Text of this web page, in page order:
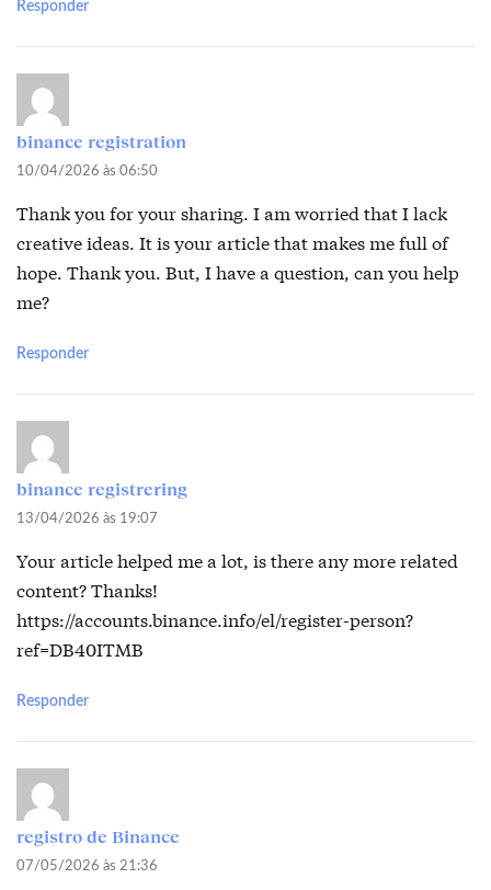
Responder
binance registration
10/04/2026 às 06:50
Thank you for your sharing. I am worried that I lack
creative ideas. It is your article that makes me full of
hope. Thank you. But, I have a question, can you help
me?
Responder
binance registrering
13/04/2026 às 19:07
Your article helped me a lot, is there any more related
content? Thanks!
https://accounts.binance.info/el/register-person?
ref=DB40ITMB
Responder
registro de Binance
07/05/2026 às 21:36